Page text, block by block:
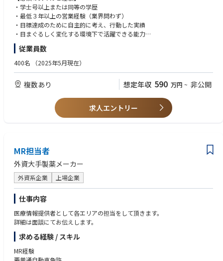
• 医師や医療スタッフに対して、ダビンチ手術テクノロジートレーニング
パスウェイ（初症例を実施される前に修了いただくことが必須となるトレ
ーニングプログラム）とスキルアップ過程について説明する。
• 医師や医療スタッフに対して、オンサイトトレーニング（実機を使用し
研修）を実施する。
• 担当施設全診療科のTR100トレーニング（ダビンチ執刀医が認定証取得
のために行うラボトレーニング）の練習を担当する。
• 医師や医療スタッフに対して、製品のデモンストレーションやインサー
ビス（製品の説明と実際にシステムを触りながら理解していただく）を主
• システムを使用した手術に立会い、製品の安全使用のためにサポートす
式の採用に繋がる営業活動、マーケティング活動のサポートやコーディネ
ーションを行う。
• 日報（営業・症例報告、営業活動の結果）や経費精算、社内オンライン
トレーニングや社内システムを使用した事務処理を行う。
・学士号以上または同等の学歴
・最低３年以上の営業経験（業界問わず）
・目標達成のために自主的に考え、行動した実績
・目まぐるしく変化する環境下で活躍できる能力
・誠実さ、素直さを兼ね備え、責任感を持った行動ができる方
・MS Office（Excel/Word/PPT）の基礎的な知識
・日本語ネイティブ、もしくはN1相当レベル
【望ましいスキルと経験】
・医療業界、特に医療機器業界経験者
従業員数
400名 （2025年5月現在）
複数あり 想定年収 590 万円 ~ 非公開
求人エントリー
MR担当者
外資大手製薬メーカー
外資系企業 上場企業
仕事内容
医療情報提供者として各エリアの担当をして頂きます。
詳細は面談にてお伝えします。
求める経験 / スキル
MR経験